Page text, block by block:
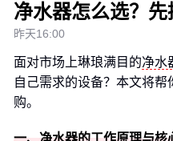
净水器怎么选？
昨天16:00
面对市场上琳琅满目的净水
自己需求的设备？本文将
购。
一、净水器的工作原理与核